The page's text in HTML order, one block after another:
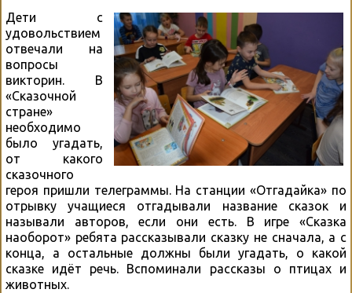
Дети с
удовольствием
отвечали на
вопросы
викторин. В
«Сказочной
стране»
необходимо
было угадать,
от какого
сказочного
героя пришли телеграммы. На станции «Отгадайка» по
отрывку учащиеся отгадывали название сказок и
называли авторов, если они есть. В игре «Сказка
наоборот» ребята рассказывали сказку не сначала, а с
конца, а остальные должны были угадать, о какой
сказке идёт речь. Вспоминали рассказы о птицах и
животных.